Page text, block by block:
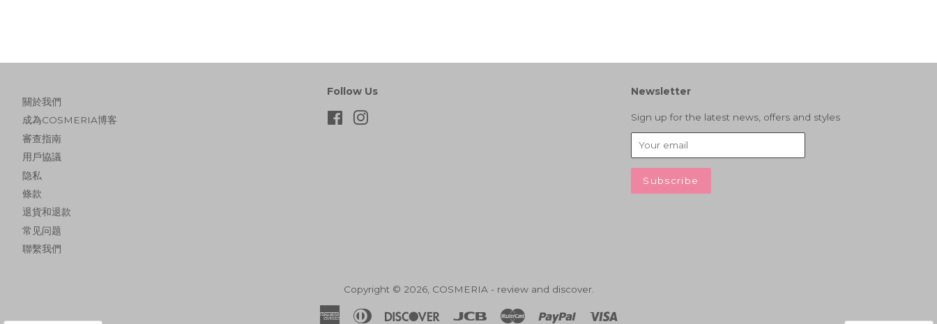
關於我們
成為COSMERIA博客
審查指南
用戶協議
隐私
條款
退貨和退款
常见问题
聯繫我們
Follow Us
FacebookInstagram
Newsletter
Sign up for the latest news, offers and styles
Copyright © 2026, COSMERIA - review and discover.
AmericanDiners
Discover Jcb Master Paypal